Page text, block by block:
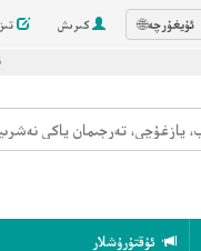
ئۇيغۇرچە🌐 كىرىش
ئۇقتۇرۇشلار